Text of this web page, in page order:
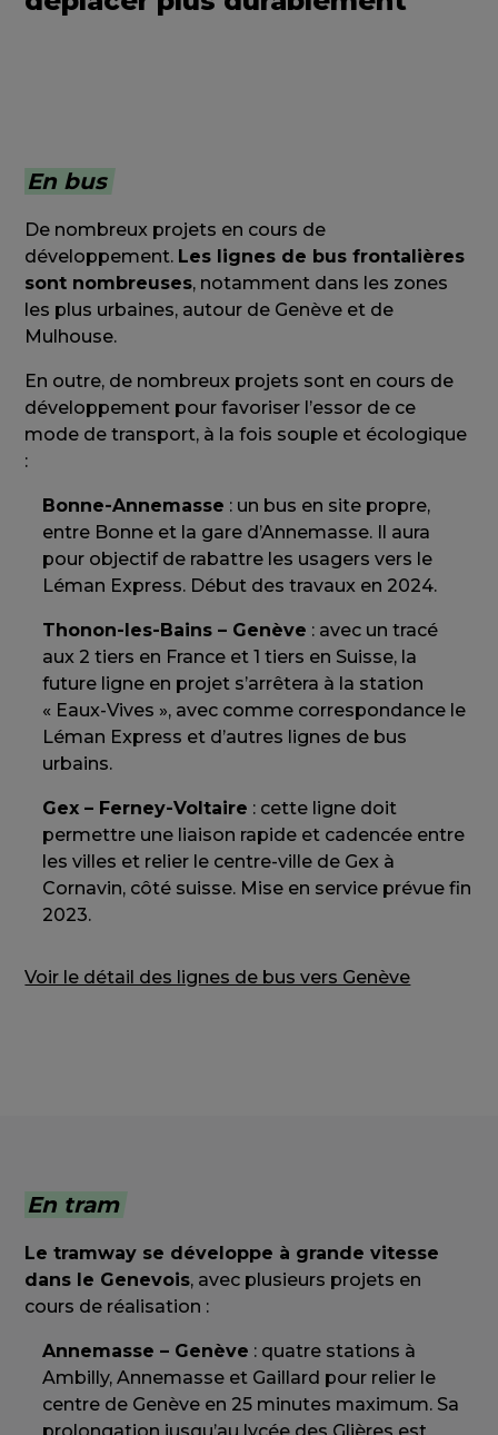
En bus
De nombreux projets en cours de
développement. Les lignes de bus frontalières
sont nombreuses, notamment dans les zones
les plus urbaines, autour de Genève et de
Mulhouse.
En outre, de nombreux projets sont en cours de
développement pour favoriser l’essor de ce
mode de transport, à la fois souple et écologique
:
Bonne-Annemasse : un bus en site propre,
entre Bonne et la gare d’Annemasse. Il aura
pour objectif de rabattre les usagers vers le
Léman Express. Début des travaux en 2024.
Thonon-les-Bains – Genève : avec un tracé
aux 2 tiers en France et 1 tiers en Suisse, la
future ligne en projet s’arrêtera à la station
« Eaux-Vives », avec comme correspondance le
Léman Express et d’autres lignes de bus
urbains.
Gex – Ferney-Voltaire : cette ligne doit
permettre une liaison rapide et cadencée entre
les villes et relier le centre-ville de Gex à
Cornavin, côté suisse. Mise en service prévue fin
2023.
Voir le détail des lignes de bus vers Genève
En tram
Le tramway se développe à grande vitesse
dans le Genevois, avec plusieurs projets en
cours de réalisation :
Annemasse – Genève : quatre stations à
Ambilly, Annemasse et Gaillard pour relier le
centre de Genève en 25 minutes maximum. Sa